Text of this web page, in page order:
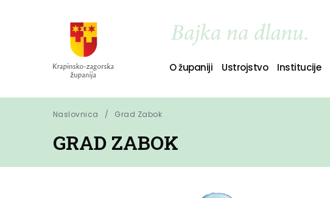
O županiji Ustrojstvo Institucije
Naslovnica Grad Zabok
GRAD ZABOK